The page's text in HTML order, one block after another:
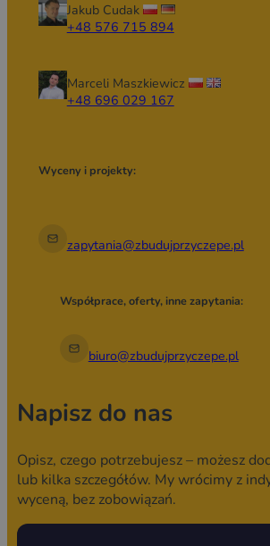
Jakub Cudak
+48 576 715 894
Marceli Maszkiewicz
+48 696 029 167
Wyceny i projekty:
zapytania@zbudujprzyczepe.pl
Współprace, oferty, inne zapytania:
biuro@zbudujprzyczepe.pl
Napisz do nas
Opisz, czego potrzebujesz – możesz
lub kilka szczegółów. My wrócimy z
wyceną, bez zobowiązań.